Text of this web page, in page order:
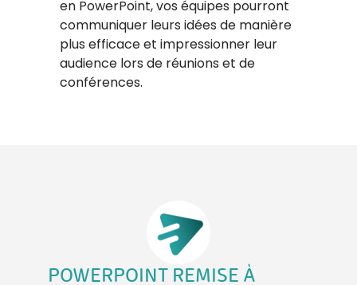
en PowerPoint, vos équipes pourront
communiquer leurs idées de manière
plus efficace et impressionner leur
audience lors de réunions et de
conférences.
POWERPOINT REMISE À